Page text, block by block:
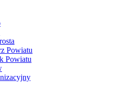
Powiatu
Powiatu